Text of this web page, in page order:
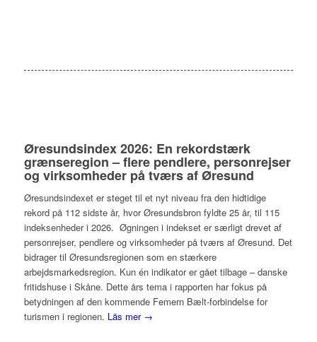
Øresundsindex 2026: En rekordstærk
grænseregion – flere pendlere, personrejser
og virksomheder på tværs af Øresund
Øresundsindexet er steget til et nyt niveau fra den hidtidige
rekord på 112 sidste år, hvor Øresundsbron fyldte 25 år, til 115
indeksenheder i 2026. Øgningen i indekset er særligt drevet af
personrejser, pendlere og virksomheder på tværs af Øresund. Det
bidrager til Øresundsregionen som en stærkere
arbejdsmarkedsregion. Kun én indikator er gået tilbage – danske
fritidshuse i Skåne. Dette års tema i rapporten har fokus på
betydningen af den kommende Femern Bælt-forbindelse for
turismen i regionen. Läs mer →